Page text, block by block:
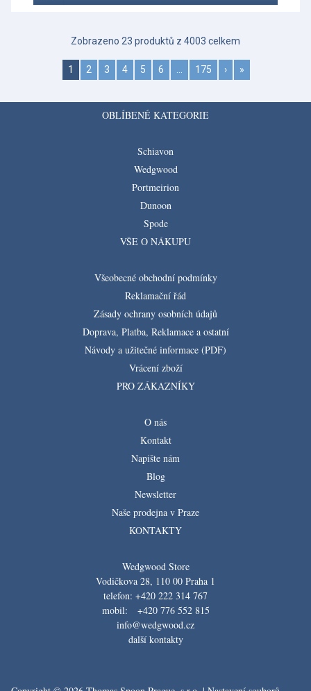
Zobrazeno 23 produktů z 4003 celkem
1 2 3 4 5 6 … 175 › »
OBLÍBENÉ KATEGORIE
Schiavon
Wedgwood
Portmeirion
Dunoon
Spode
VŠE O NÁKUPU
Všeobecné obchodní podmínky
Reklamační řád
Zásady ochrany osobních údajů
Doprava, Platba, Reklamace a ostatní
Návody a užitečné informace (PDF)
Vrácení zboží
PRO ZÁKAZNÍKY
O nás
Kontakt
Napište nám
Blog
Newsletter
Naše prodejna v Praze
KONTAKTY
Wedgwood Store
Vodičkova 28, 110 00 Praha 1
telefon: +420 222 314 767
mobil: +420 776 552 815
info@wedgwood.cz
další kontakty